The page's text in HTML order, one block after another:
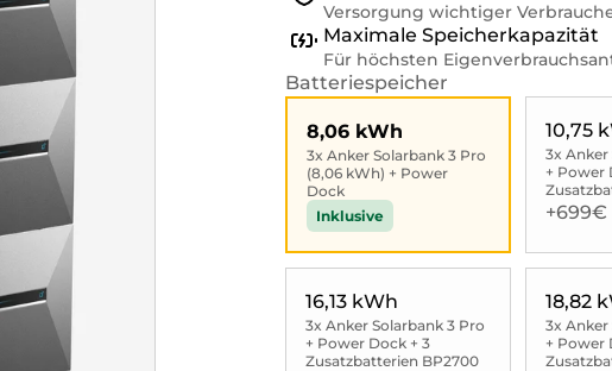
Versorgung wichtiger
Maximale Speicherkapazität
Für höchsten
Batteriespeicher
8,06 kWh
3x Anker Solarbank 3 Pro
(8,06 kWh) + Power
Dock
Inklusive
10,75
3x Anker
+ Power
+699€
16,13 kWh
3x Anker Solarbank 3 Pro
+ Power Dock + 3
Zusatzbatterien BP2700
18,82
3x Anker
+ Power